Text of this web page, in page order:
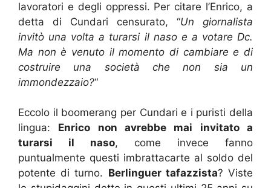
lavoratori e degli oppressi. Per citare l’Enrico, a
detta di Cundari censurato, “Un giornalista
invitò una volta a turarsi il naso e a votare Dc.
Ma non è venuto il momento di cambiare e di
costruire una società che non sia un
immondezzaio?“
Eccolo il boomerang per Cundari e i puristi della
lingua: Enrico non avrebbe mai invitato a
turarsi il naso, come invece fanno
puntualmente questi imbrattacarte al soldo del
potente di turno. Berlinguer tafazzista? Viste